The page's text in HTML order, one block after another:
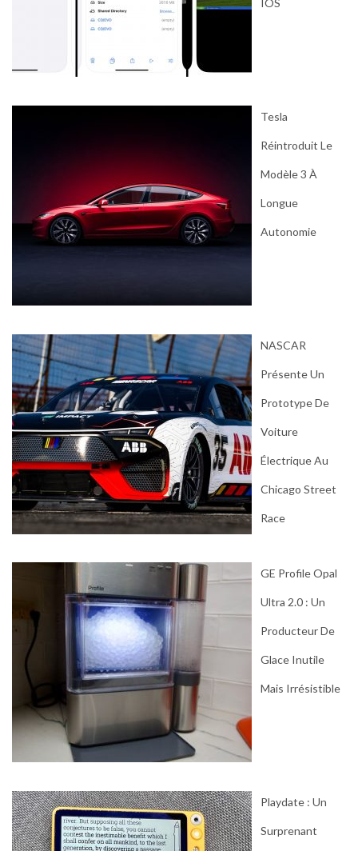
IOS
Tesla
Réintroduit Le
Modèle 3 À
Longue
Autonomie
NASCAR
Présente Un
Prototype De
Voiture
Électrique Au
Chicago Street
Race
GE Profile Opal
Ultra 2.0 : Un
Producteur De
Glace Inutile
Mais Irrésistible
Playdate : Un
Surprenant